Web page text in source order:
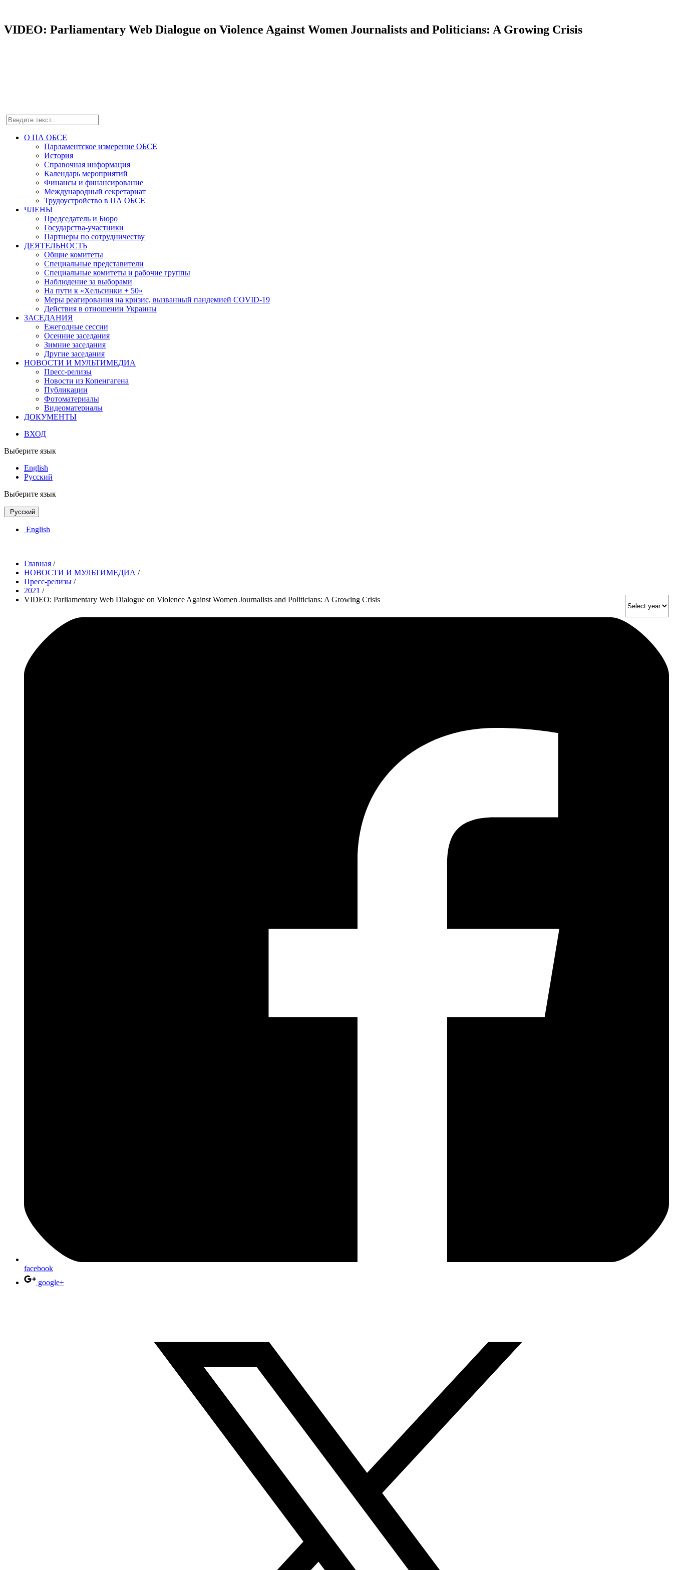
VIDEO: Parliamentary Web Dialogue on Violence Against Women Journalists and Politicians: A Growing Crisis
О ПА ОБСЕ
Парламентское измерение ОБСЕ
История
Справочная информация
Календарь мероприятий
Финансы и финансирование
Международный секретариат
Трудоустройство в ПА ОБСЕ
ЧЛЕНЫ
Председатель и Бюро
Государства-участники
Партнеры по сотрудничеству
ДЕЯТЕЛЬНОСТЬ
Общие комитеты
Специальные представители
Специальные комитеты и рабочие группы
Наблюдение за выборами
На пути к «Хельсинки + 50»
Меры реагирования на кризис, вызванный пандемией COVID-19
Действия в отношении Украины
ЗАСЕДАНИЯ
Ежегодные сессии
Осенние заседания
Зимние заседания
Другие заседания
НОВОСТИ И МУЛЬТИМЕДИА
Пресс-релизы
Новости из Копенгагена
Публикации
Фотоматериалы
Видеоматериалы
ДОКУМЕНТЫ
ВХОД
Выберите язык
English
Русский
Выберите язык
Русский
English
Главная /
НОВОСТИ И МУЛЬТИМЕДИА /
Пресс-релизы /
2021 /
VIDEO: Parliamentary Web Dialogue on Violence Against Women Journalists and Politicians: A Growing Crisis
facebook
google+